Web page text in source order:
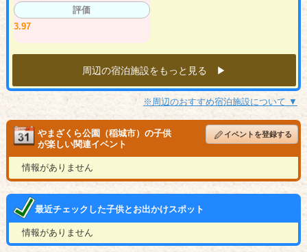
評価
3.97
周辺の宿泊施設をもっと見る ▶︎
※周辺のおすすめ宿泊施設について ▼
やまざくら公園（稲城市）の子供
が楽しい関連イベント
イベントを登録する
情報がありません
最近チェックした子供とお出かけスポット
情報がありません